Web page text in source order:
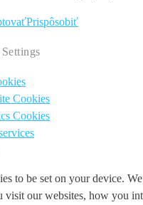
Prispôsobiť
Cookies
Cookies
to be set on your device.
visit our websites, how you